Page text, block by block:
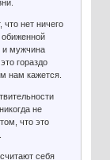
что нет ничего
мужчина
гораздо
нам кажется.
не
что это
себя